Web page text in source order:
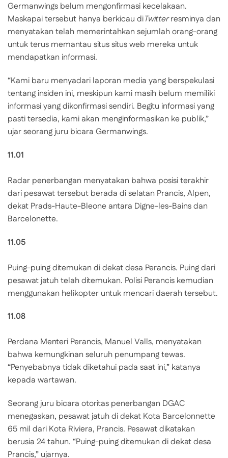
Germanwings belum mengonfirmasi kecelakaan.
Maskapai tersebut hanya berkicau diTwitterresminya dan
menyatakan telah memerintahkan sejumlah orang-orang
untuk terus memantau situs situs web mereka untuk
mendapatkan informasi.
“Kami baru menyadari laporan media yang berspekulasi
tentang insiden ini, meskipun kami masih belum memiliki
informasi yang dikonfirmasi sendiri. Begitu informasi yang
pasti tersedia, kami akan menginformasikan ke publik,”
ujar seorang juru bicara Germanwings.
11.01
Radar penerbangan menyatakan bahwa posisi terakhir
dari pesawat tersebut berada di selatan Prancis, Alpen,
dekat Prads-Haute-Bleone antara Digne-les-Bains dan
Barcelonette.
11.05
Puing-puing ditemukan di dekat desa Perancis. Puing dari
pesawat jatuh telah ditemukan. Polisi Perancis kemudian
menggunakan helikopter untuk mencari daerah tersebut.
11.08
Perdana Menteri Perancis, Manuel Valls, menyatakan
bahwa kemungkinan seluruh penumpang tewas.
“Penyebabnya tidak diketahui pada saat ini,” katanya
kepada wartawan.
Seorang juru bicara otoritas penerbangan DGAC
menegaskan, pesawat jatuh di dekat Kota Barcelonnette
65 mil dari Kota Riviera, Prancis. Pesawat dikatakan
berusia 24 tahun. “Puing-puing ditemukan di dekat desa
Prancis,” ujarnya.